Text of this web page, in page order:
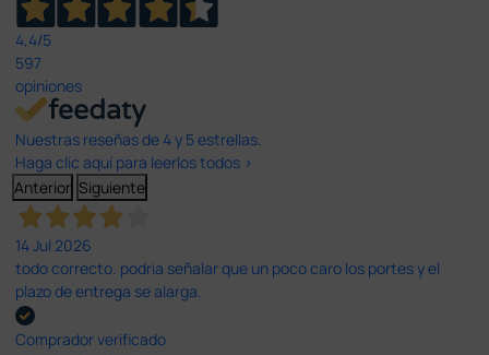
4,4/5
597
opiniones
Nuestras reseñas de 4 y 5 estrellas.
Haga clic aquí para leerlos todos >
Anterior Siguiente
14 Jul 2026
todo correcto. podria señalar que un poco caro los portes y el
plazo de entrega se alarga.
Comprador verificado